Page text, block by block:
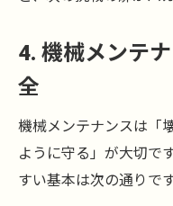
4. 機械メンテ
全
機械メンテナンスは「
ように守る」が大切で
すい基本は次の通りです